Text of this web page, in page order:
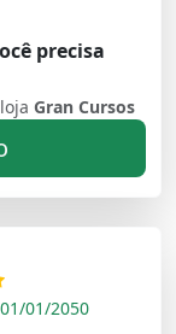
precisa
Gran Cursos
01/2050